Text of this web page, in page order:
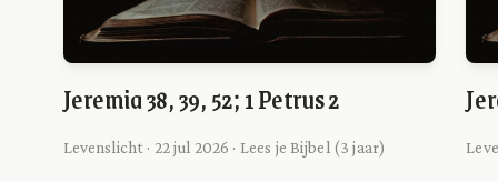
Jeremia 38, 39, 52; 1 Petrus 2
Levenslicht · 22 jul 2026 · Lees je Bijbel (3 jaar)